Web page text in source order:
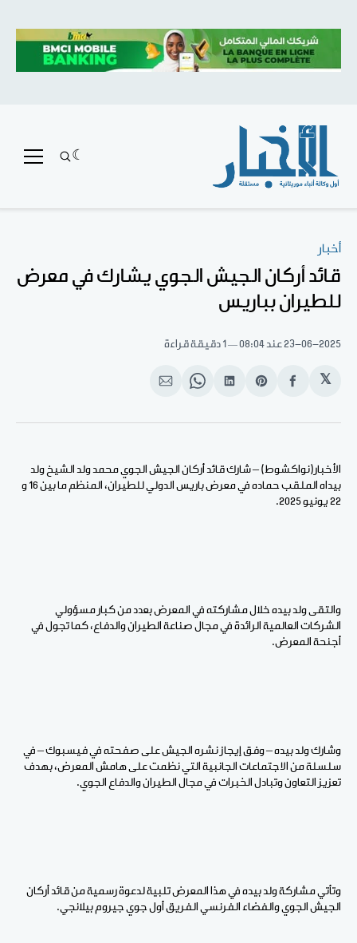
أخبار
قائد أركان الجيش الجوي يشارك في معرض
للطيران بباريس
23-06-2025عند 08:04 1 دقيقة قراءة
𝕏
انشر
الفيسبوك
Share
Pinterest
انشر
لينكد
Share
WhatsApp
انشر
الإيميل
الأخبار(نواكشوط) – شارك قائد أركان الجيش الجوي محمد ولد الشيخ ولد
بيداه الملقب حماده في معرض باريس الدولي للطيران، المنظم ما بين 16 و
22 يونيو 2025.
والتقى ولد بيده خلال مشاركته في المعرض بعدد من كبار مسؤولي
الشركات العالمية الرائدة في مجال صناعة الطيران والدفاع، كما تجول في
أجنحة المعرض.
وشارك ولد بيده – وفق إيجاز نشره الجيش على صفحته في فيسبوك – في
سلسلة من الاجتماعات الجانبية التي نظمت على هامش المعرض، بهدف
تعزيز التعاون وتبادل الخبرات في مجال الطيران والدفاع الجوي.
وتأتي مشاركة ولد بيده في هذا المعرض تلبية لدعوة رسمية من قائد أركان
الجيش الجوي والفضاء الفرنسي الفريق أول جوي جيروم بيلانجي.